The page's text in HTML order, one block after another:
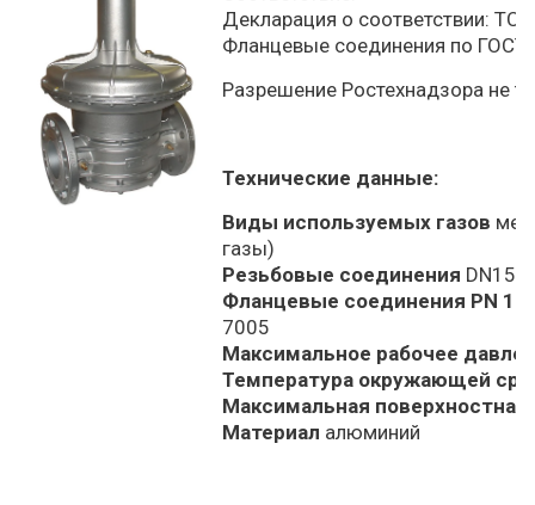
Декларация о соответствии: ТС
Фланцевые соединения по ГОСТ
Разрешение Ростехнадзора не
Технические данные:
Виды используемых газов
газы)
Резьбовые соединения DN15
Фланцевые соединения PN 16
7005
Максимальное рабочее
Температура окружающей
Максимальная поверхностная
Материал алюминий